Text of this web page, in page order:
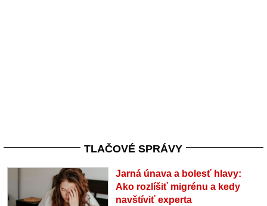
TLAČOVÉ SPRÁVY
Jarná únava a bolesť hlavy:
Ako rozlíšiť migrénu a kedy
navštíviť experta